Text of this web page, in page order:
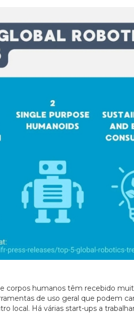
corpos humanos têm recebido
de uso geral que podem
local. Há várias start-ups a